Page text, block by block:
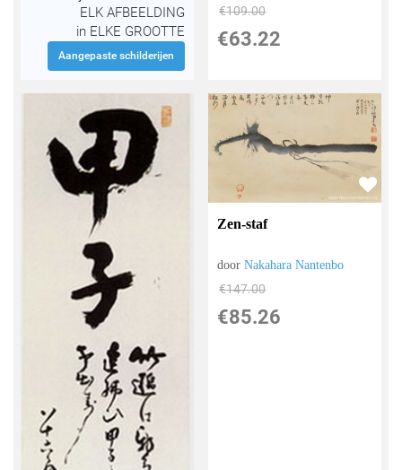
ELK AFBEELDING
in ELKE GROOTTE
Aangepaste schilderijen
€109.00
€63.22
Zen-staf
doorNakahara Nantenbo
€147.00
€85.26